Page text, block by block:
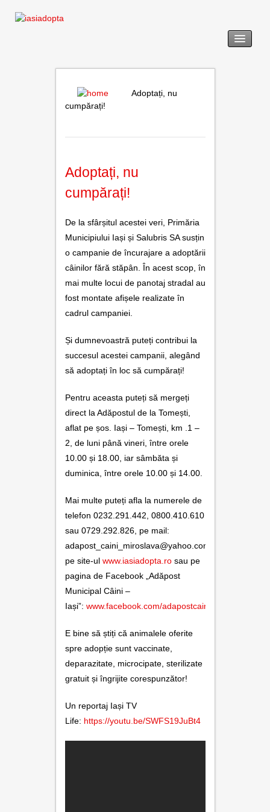
legislație
formulare tip
noutăți
galerie foto
utile
Adoptați, nu
cumpărați!
Adoptați, nu
cumpărați!
De la sfârșitul acestei veri, Primăria
Municipiului Iași și Salubris SA susțin
o campanie de încurajare a adoptării
câinilor fără stăpân. În acest scop, în
mai multe locui de panotaj stradal au
fost montate afișele realizate în
cadrul campaniei.
Și dumnevoastră puteți contribui la
succesul acestei campanii, alegând
să adoptați în loc să cumpărați!
Pentru aceasta puteți să mergeți
direct la Adăpostul de la Tomești,
aflat pe șos. Iași – Tomești, km .1 –
2, de luni până vineri, între orele
10.00 și 18.00, iar sâmbăta și
duminica, între orele 10.00 și 14.00.
Mai multe puteți afla la numerele de
telefon 0232.291.442, 0800.410.610
sau 0729.292.826, pe mail:
adapost_caini_miroslava@yahoo.com,
pe site-ul www.iasiadopta.rosau pe
pagina de Facebook „Adăpost
Municipal Câini –
Iași”: www.facebook.com/adapostcaini.miroslava/
E bine să știți că animalele oferite
spre adopție sunt vaccinate,
deparazitate, microcipate, sterilizate
gratuit și îngrijite corespunzător!
Un reportaj Iași TV
Life: https://youtu.be/SWFS19JuBt4